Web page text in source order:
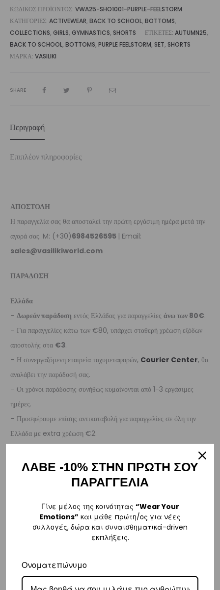
ΚΩΔΙΚΌΣ ΠΡΟΪΌΝΤΟΣ: VWA25-SHO1001-PURPLE-FEELSTORM
ΚΑΤΗΓΟΡΊΕΣ: ACTIVEWEAR, BACK TO SCHOOL, BOTTOMS,
COLLECTIONS, GIRLS, GYMNASTICS, SHORTS ΕΤΙΚΈΤΕΣ: AUTUMN25,
BACK TO SCHOOL, BOTTOMS, PURPLE FEELSTORM, SET, SHORTS
ΜΆΡΚΑ: VASILIKI
SHARE
Περιγραφή
Επιπλέον πληροφορίες
ΑΠΟΣΤΟΛΗ
Η παραγγελία σας θα αποσταλεί την πρώτη εργάσιμη ημέρα μετά την
αγορά σας. M: (+30)6984526595 | Email:
sales@vasilikiworld.com
ΠΑΡΑΔΟΣΗ
Ελλάδα
– Δωρεάν παράδοση εντός Ελλάδας για παραγγελίες άνω των 80€.
– Για παραγγελίες κάτω των €80, υπάρχει σταθερή χρέωση εξόδων
αποστολής στα €3.
– Η συνεργαζόμενη εταιρεία ταχυμεταφορών, Courier Center, θα
αναλάβει την παράδοσή σας.
– Οι χρόνοι παράδοσης συνήθως κυμαίνονται από 1-3 εργάσιμες
ημέρες.
– Προσφέρουμε επίσης αντικαταβολή για παραγγελίες σε όλη την
Ελλάδα με extra χρέωση €2.
– Τα έξοδα αποστολής για Κύπρο είναι στα€16.
– Η συνεργαζόμενη εταιρεία ταχυμεταφορών,Aramex
την παράδοσή σας.
– Οι χρόνοι παράδοσης κυμαίνονται συνήθως από 2-7 εργάσιμες
– Τα έξοδα αποστολής για όλο την Ευρώπη είναι στα
– Η συνεργαζόμενη εταιρεία ταχυμεταφορών,DHL, θα αναλάβει την
ΛΑΒΕ -10% ΣΤΗΝ ΠΡΩΤΗ ΣΟΥ
ΠΑΡΑΓΓΕΛΙΑ
Γίνε μέλος της κοινότητας “Wear Your
Emotions” και μάθε πρώτη/ος για νέες
συλλογές, δώρα και συναισθηματικά-driven
εκπλήξεις.
Ονοματεπώνυμο